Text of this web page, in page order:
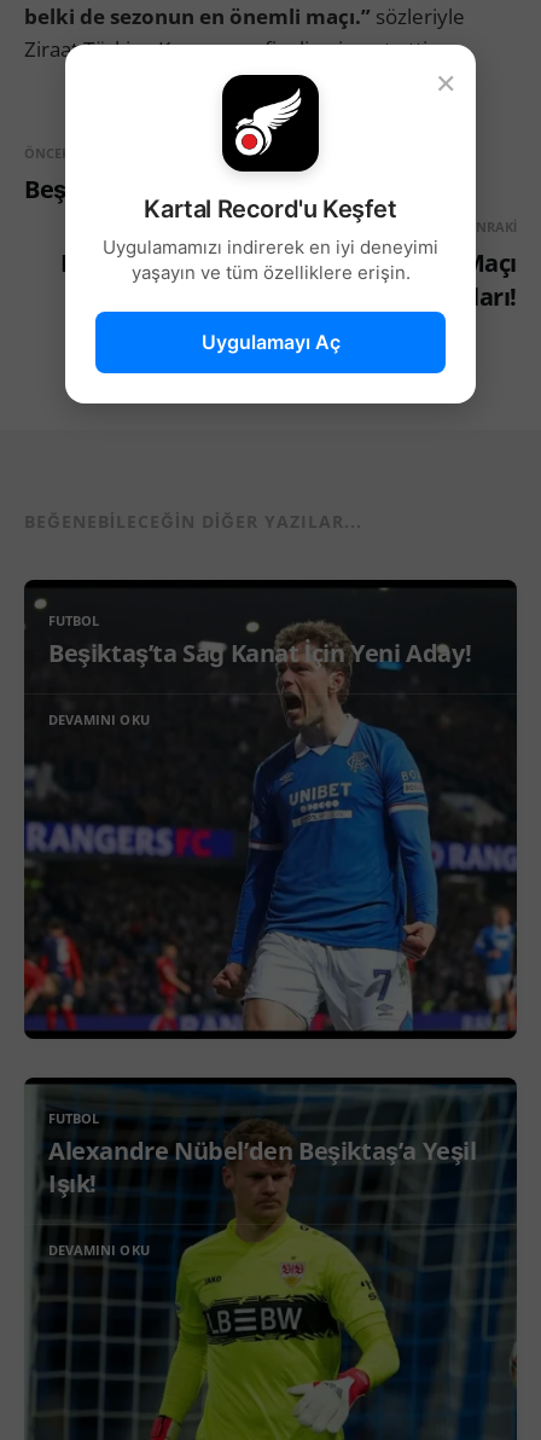
belki de sezonun en önemli maçı.” sözleriyle
Ziraat Türkiye Kupası yarı finaline işaret etti.
ÖNCEKI
Beşiktaş'ın İlk 11'i Belli Oldu!
SONRAKI
Beşiktaşlı Futbolcuların Gaziantep Maçı
Sonrası Açıklamaları!
BEĞENEBILECEĞIN DIĞER YAZILAR...
FUTBOL
Beşiktaş’ta Sağ Kanat İçin Yeni Aday!
DEVAMINI OKU
FUTBOL
Alexandre Nübel’den Beşiktaş’a Yeşil
Işık!
DEVAMINI OKU
×
Kartal Record'u Keşfet
Uygulamamızı indirerek en iyi deneyimi
yaşayın ve tüm özelliklere erişin.
Uygulamayı Aç